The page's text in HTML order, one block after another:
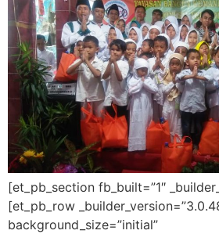
[et_pb_section fb_built=”1″
[et_pb_row
background_size=”initial”